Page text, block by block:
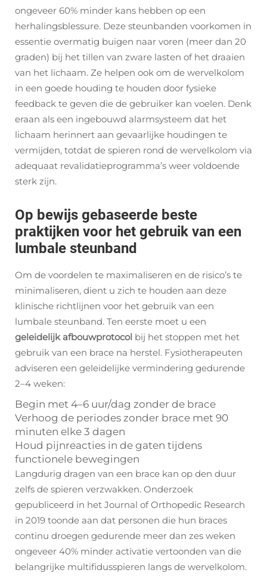
ongeveer 60% minder kans hebben op een
herhalingsblessure. Deze steunbanden voorkomen in
essentie overmatig buigen naar voren (meer dan 20
graden) bij het tillen van zware lasten of het draaien
van het lichaam. Ze helpen ook om de wervelkolom
in een goede houding te houden door fysieke
feedback te geven die de gebruiker kan voelen. Denk
eraan als een ingebouwd alarmsysteem dat het
lichaam herinnert aan gevaarlijke houdingen te
vermijden, totdat de spieren rond de wervelkolom via
adequaat revalidatieprogramma’s weer voldoende
sterk zijn.
Op bewijs gebaseerde beste
praktijken voor het gebruik van een
lumbale steunband
Om de voordelen te maximaliseren en de risico’s te
minimaliseren, dient u zich te houden aan deze
klinische richtlijnen voor het gebruik van een
lumbale steunband. Ten eerste moet u een
geleidelijk afbouwprotocol bij het stoppen met het
gebruik van een brace na herstel. Fysiotherapeuten
adviseren een geleidelijke vermindering gedurende
2–4 weken:
Begin met 4–6 uur/dag zonder de brace
Verhoog de periodes zonder brace met 90
minuten elke 3 dagen
Houd pijnreacties in de gaten tijdens
functionele bewegingen
Langdurig dragen van een brace kan op den duur
zelfs de spieren verzwakken. Onderzoek
gepubliceerd in het Journal of Orthopedic Research
in 2019 toonde aan dat personen die hun braces
continu droegen gedurende meer dan zes weken
ongeveer 40% minder activatie vertoonden van die
belangrijke multifidusspieren langs de wervelkolom.